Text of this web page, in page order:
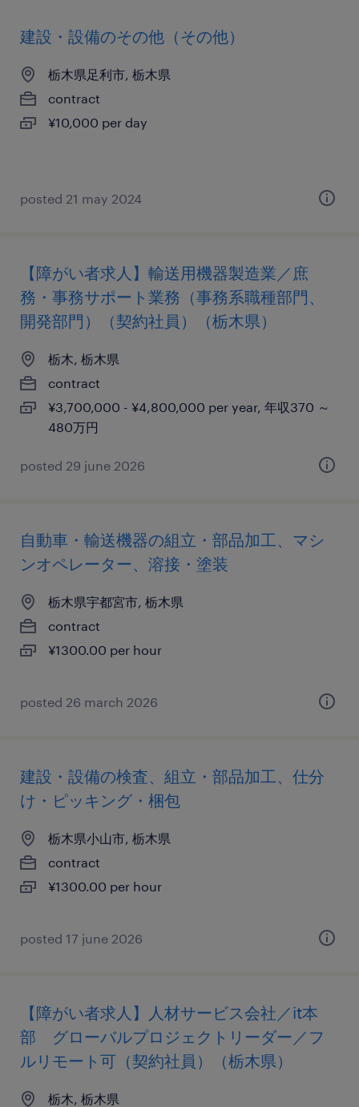
建設・設備のその他（その他）
栃木県足利市, 栃木県
contract
¥10,000 per day
posted 21 may 2024
【障がい者求人】輸送用機器製造業／庶
務・事務サポート業務（事務系職種部門、
開発部門）（契約社員）（栃木県）
栃木, 栃木県
contract
¥3,700,000 - ¥4,800,000 per year, 年収370 ～
480万円
posted 29 june 2026
自動車・輸送機器の組立・部品加工、マシ
ンオペレーター、溶接・塗装
栃木県宇都宮市, 栃木県
contract
¥1300.00 per hour
posted 26 march 2026
建設・設備の検査、組立・部品加工、仕分
け・ピッキング・梱包
栃木県小山市, 栃木県
contract
¥1300.00 per hour
posted 17 june 2026
【障がい者求人】人材サービス会社／it本
部 グローバルプロジェクトリーダー／フ
ルリモート可（契約社員）（栃木県）
栃木, 栃木県